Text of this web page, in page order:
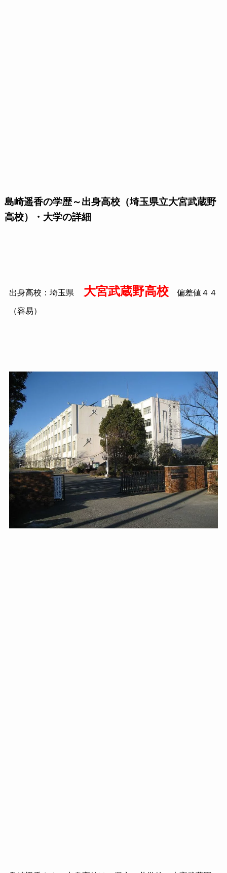
島崎遥香の学歴～出身高校（埼玉県立大宮武蔵野
高校）・大学の詳細
出身高校：埼玉県 大宮武蔵野高校偏差値４４
（容易）